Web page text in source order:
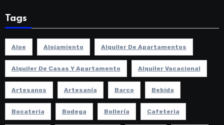
Tags
Aloe Alojamiento Alquiler De Apartamentos
Alquiler De Casas Y Apartamento Alquiler Vacacional
Artesanos Artesanía Barco Bebida
Bocateria Bodega Bollería Cafeteria